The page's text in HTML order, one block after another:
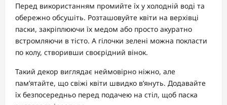
Перед використанням промийте їх у холодній воді та
обережно обсушіть. Розташовуйте квіти на верхівці
паски, закріплюючи їх медом або просто акуратно
встромляючи в тісто. А гілочки зелені можна покласти
по колу, створивши своєрідний вінок.
Такий декор виглядає неймовірно ніжно, але
пам’ятайте, що свіжі квіти швидко в’януть. Додавайте
їх безпосередньо перед подачею на стіл, щоб паска